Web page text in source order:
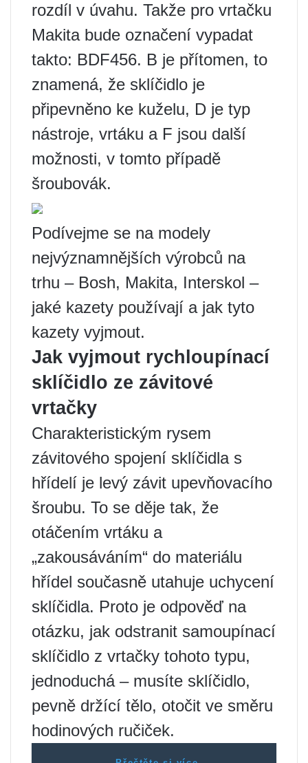
rozdíl v úvahu. Takže pro vrtačku
Makita bude označení vypadat
takto: BDF456. B je přítomen, to
znamená, že sklíčidlo je
připevněno ke kuželu, D je typ
nástroje, vrtáku a F jsou další
možnosti, v tomto případě
šroubovák.
Podívejme se na modely
nejvýznamnějších výrobců na
trhu – Bosh, Makita, Interskol –
jaké kazety používají a jak tyto
kazety vyjmout.
Jak vyjmout rychloupínací
sklíčidlo ze závitové
vrtačky
Charakteristickým rysem
závitového spojení sklíčidla s
hřídelí je levý závit upevňovacího
šroubu. To se děje tak, že
otáčením vrtáku a
„zakousáváním“ do materiálu
hřídel současně utahuje uchycení
sklíčidla. Proto je odpověď na
otázku, jak odstranit samoupínací
sklíčidlo z vrtačky tohoto typu,
jednoduchá – musíte sklíčidlo,
pevně držící tělo, otočit ve směru
hodinových ručiček.